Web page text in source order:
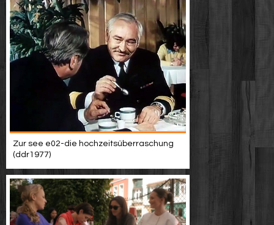
Zur see e02-die hochzeitsüberraschung
(ddr1977)